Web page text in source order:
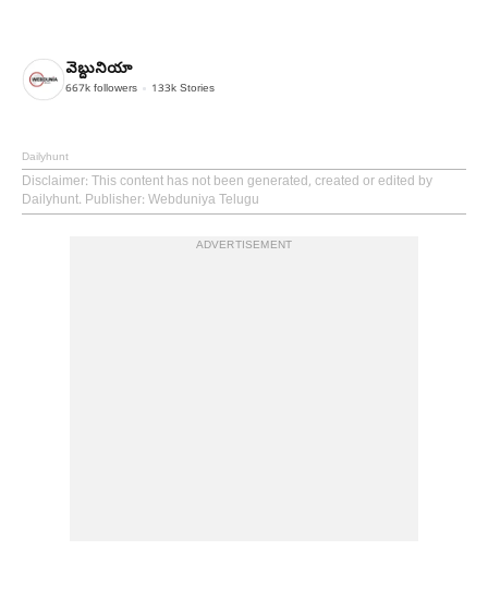
వెబ్దునియా
667k followers 133k Stories
Dailyhunt
Disclaimer: This content has not been generated, created or edited by
Dailyhunt. Publisher: Webduniya Telugu
ADVERTISEMENT